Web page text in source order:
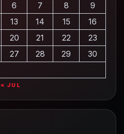
6 7 8
9
13 14 15
16
20 21 22
23
27 28 29
30
« JUL